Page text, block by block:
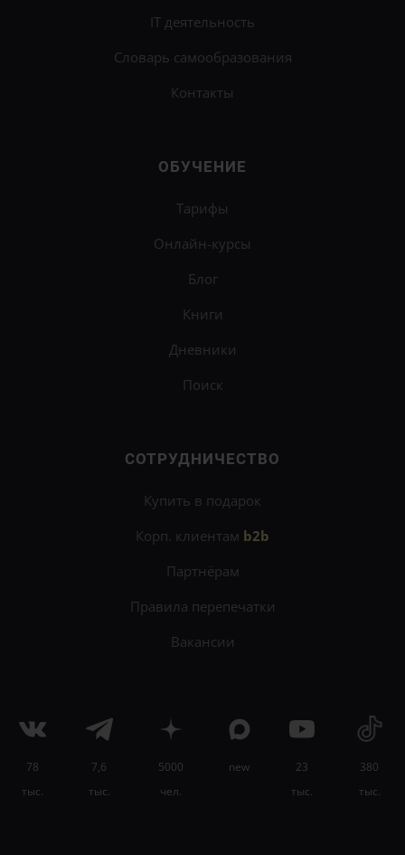
IT деятельность
Словарь самообразования
Контакты
ОБУЧЕНИЕ
Тарифы
Онлайн-курсы
Блог
Книги
Дневники
Поиск
СОТРУДНИЧЕСТВО
Купить в подарок
Корп. клиентам b2b
Партнёрам
Правила перепечатки
Вакансии
78
тыс.
7,6
тыс.
5000
чел.
new
23
тыс.
380
тыс.